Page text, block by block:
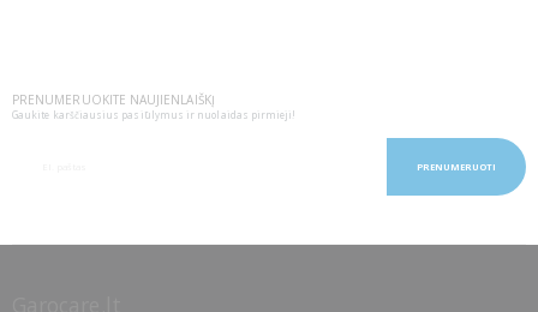
PRENUMERUOKITE NAUJIENLAIŠKĮ
Gaukite karščiausius pasiūlymus ir nuolaidas pirmieji!
PRENUMERUOTI